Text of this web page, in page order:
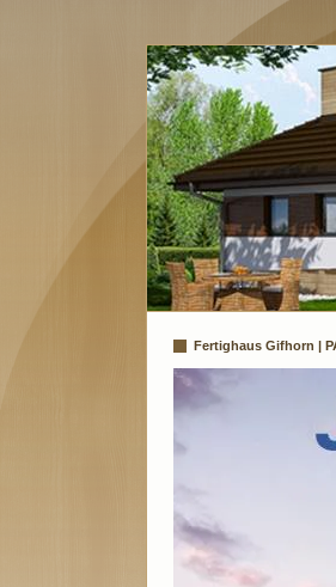
Fertighaus Gifhorn |